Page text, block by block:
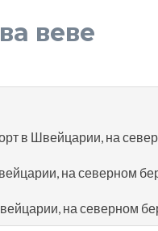
веве
в Швейцарии, на
на северном
на северном